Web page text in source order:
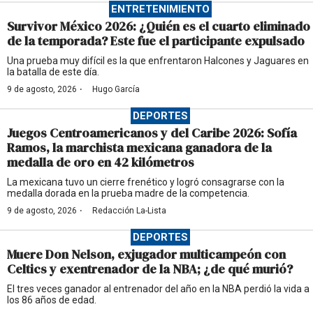
ENTRETENIMIENTO
Survivor México 2026: ¿Quién es el cuarto eliminado
de la temporada? Este fue el participante expulsado
Una prueba muy difícil es la que enfrentaron Halcones y Jaguares en
la batalla de este día.
9 de agosto, 2026 · Hugo García
DEPORTES
Juegos Centroamericanos y del Caribe 2026: Sofía
Ramos, la marchista mexicana ganadora de la
medalla de oro en 42 kilómetros
La mexicana tuvo un cierre frenético y logró consagrarse con la
medalla dorada en la prueba madre de la competencia.
9 de agosto, 2026 · Redacción La-Lista
DEPORTES
Muere Don Nelson, exjugador multicampeón con
Celtics y exentrenador de la NBA; ¿de qué murió?
El tres veces ganador al entrenador del año en la NBA perdió la vida a
los 86 años de edad.